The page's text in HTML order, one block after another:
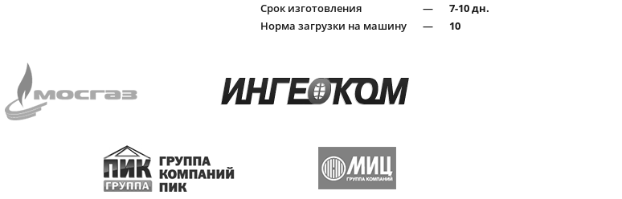
Срок изготовления
—
7-10 дн.
Норма загрузки на машину
— 10